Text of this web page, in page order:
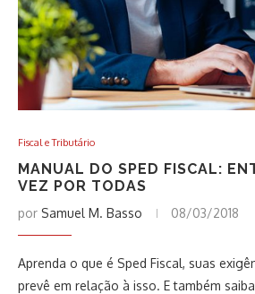
Fiscal e Tributário
MANUAL DO SPED FISCAL:
VEZ POR TODAS
por Samuel M. Basso 08/03/2018
Aprenda o que é Sped Fiscal, suas
prevê em relação à isso. E também